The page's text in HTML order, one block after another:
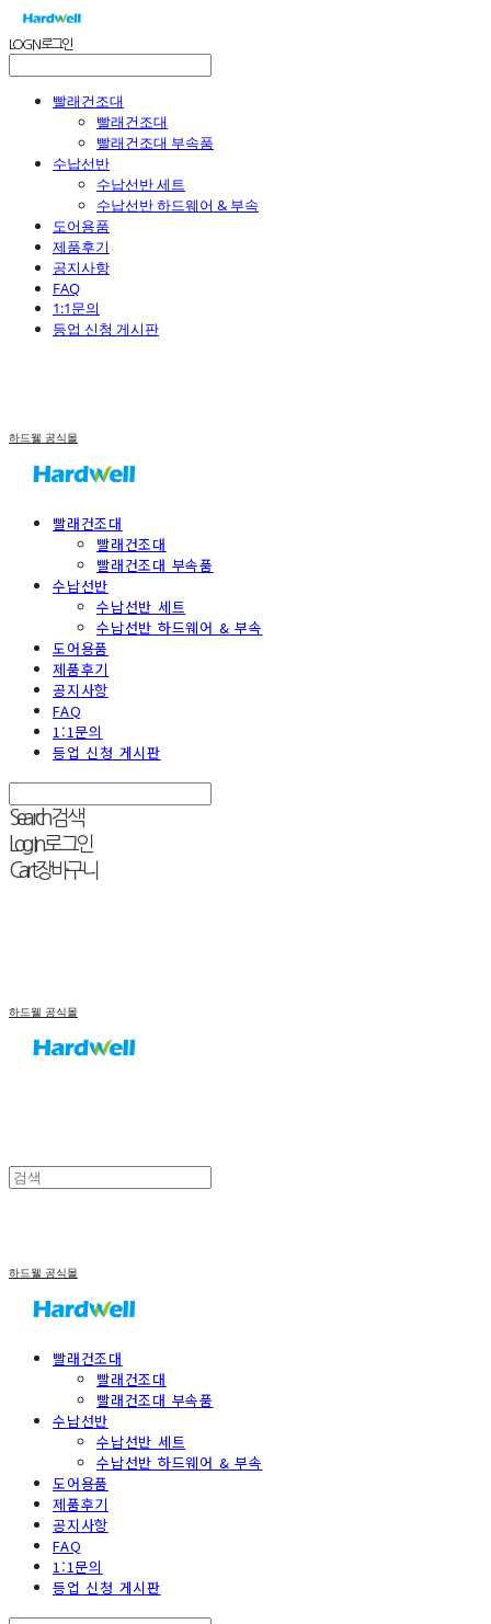
LOG IN로그인
빨래건조대
빨래건조대
빨래건조대 부속품
수납선반
수납선반 세트
수납선반 하드웨어 & 부속
도어용품
제품후기
공지사항
FAQ
1:1문의
등업 신청 게시판
하드웰 공식몰
빨래건조대
빨래건조대
빨래건조대 부속품
수납선반
수납선반 세트
수납선반 하드웨어 & 부속
도어용품
제품후기
공지사항
FAQ
1:1문의
등업 신청 게시판
Search검색
Log In로그인
Cart장바구니
하드웰 공식몰
하드웰 공식몰
빨래건조대
빨래건조대
빨래건조대 부속품
수납선반
수납선반 세트
수납선반 하드웨어 & 부속
도어용품
제품후기
공지사항
FAQ
1:1문의
등업 신청 게시판